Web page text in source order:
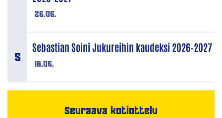
26.06.
18.06.
Sebastian Soini Jukureihin kaudeksi 2026–2027
Seuraava kotiottelu